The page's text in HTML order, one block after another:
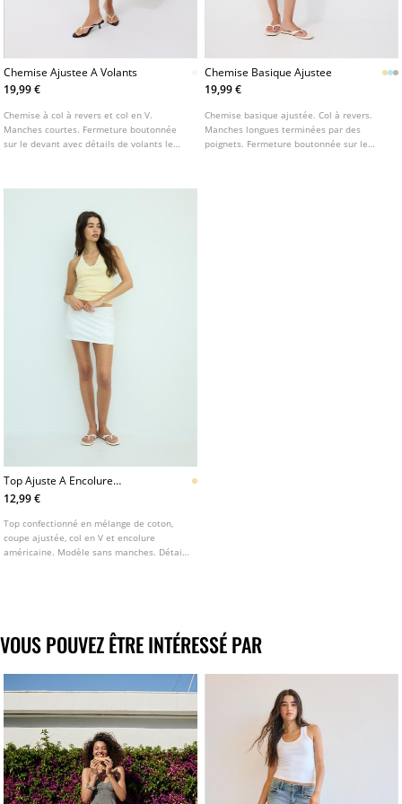
Chemise Ajustee A Volants
19,99 €
Chemise à col à revers et col en V.
Manches courtes. Fermeture boutonnée
sur le devant avec détails de volants le
Chemise Basique Ajustee
19,99 €
Chemise basique ajustée. Col à revers.
Manches longues terminées par des
poignets. Fermeture boutonnée sur le
Top Ajuste A Encolure
Americaine
12,99 €
Top confectionné en mélange de coton,
coupe ajustée, col en V et encolure
américaine. Modèle sans manches. Détail
VOUS POUVEZ ÊTRE INTÉRESSÉ PAR